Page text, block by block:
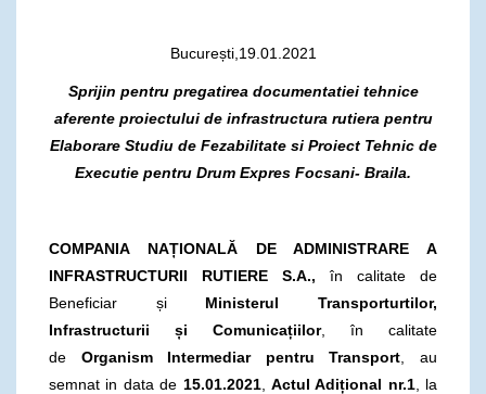
București,19.01.2021
Sprijin pentru pregatirea documentatiei tehnice
aferente proiectului de infrastructura rutiera pentru
Elaborare Studiu de Fezabilitate si Proiect Tehnic de
Executie pentru Drum Expres Focsani- Braila.
COMPANIA NAȚIONALĂ DE ADMINISTRARE A
INFRASTRUCTURII RUTIERE S.A.,în calitate de
Beneficiar și Ministerul Transporturtilor,
Infrastructurii și Comunicațiilor, în calitate
de Organism Intermediar pentru Transport , au
semnat in data de 15.01.2021, Actul Adițional nr.1, la